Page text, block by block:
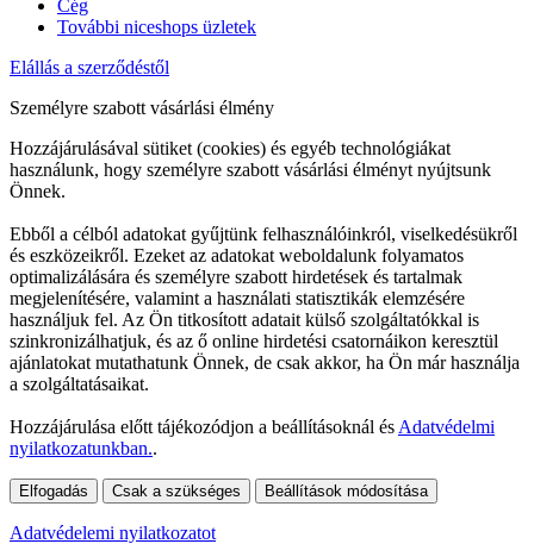
Cég
További niceshops üzletek
Elállás a szerződéstől
Személyre szabott vásárlási élmény
Hozzájárulásával sütiket (cookies) és egyéb technológiákat
használunk, hogy személyre szabott vásárlási élményt nyújtsunk
Önnek.
Ebből a célból adatokat gyűjtünk felhasználóinkról, viselkedésükről
és eszközeikről. Ezeket az adatokat weboldalunk folyamatos
optimalizálására és személyre szabott hirdetések és tartalmak
megjelenítésére, valamint a használati statisztikák elemzésére
használjuk fel. Az Ön titkosított adatait külső szolgáltatókkal is
szinkronizálhatjuk, és az ő online hirdetési csatornáikon keresztül
ajánlatokat mutathatunk Önnek, de csak akkor, ha Ön már használja
a szolgáltatásaikat.
Hozzájárulása előtt tájékozódjon a beállításoknál és Adatvédelmi
nyilatkozatunkban..
Elfogadás Csak a szükséges Beállítások módosítása
Adatvédelemi nyilatkozatot